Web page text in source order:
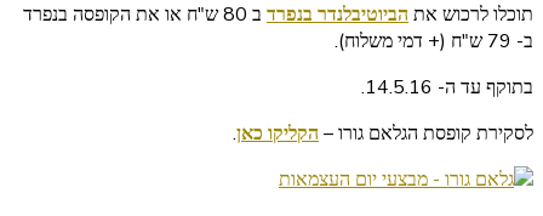
תוכלו לרכוש אתהביוטיבלנדר בנפרד
ב 80 ש"ח או את הקופסה בנפרד
ב- 79 ש"ח (+ דמי משלוח).
בתוקף עד ה- 14.5.16.
לסקירת קופסת הגלאם גורו –הקליקו כאן.